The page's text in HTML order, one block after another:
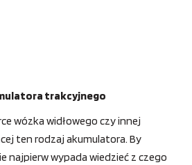
trakcyjnego
wózka widłowego czy innej
ten rodzaj akumulatora. By
najpierw wypada wiedzieć z czego